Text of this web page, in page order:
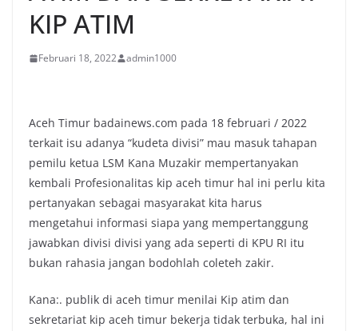
KIP ATIM
Februari 18, 2022 admin1000
Aceh Timur badainews.com pada 18 februari / 2022
terkait isu adanya “kudeta divisi” mau masuk tahapan
pemilu ketua LSM Kana Muzakir mempertanyakan
kembali Profesionalitas kip aceh timur hal ini perlu kita
pertanyakan sebagai masyarakat kita harus
mengetahui informasi siapa yang mempertanggung
jawabkan divisi divisi yang ada seperti di KPU RI itu
bukan rahasia jangan bodohlah coleteh zakir.
Kana:. publik di aceh timur menilai Kip atim dan
sekretariat kip aceh timur bekerja tidak terbuka, hal ini